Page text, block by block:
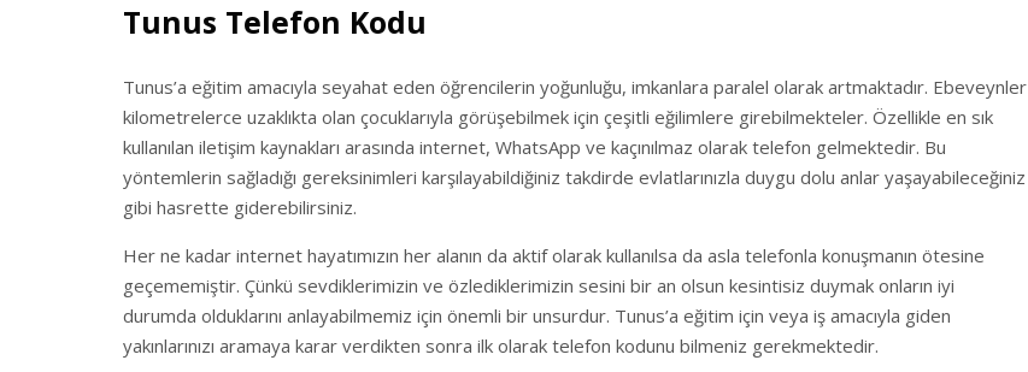
Tunus Telefon Kodu
Tunus’a eğitim amacıyla seyahat eden öğrencilerin yoğunluğu, imkanlara paralel olarak artmaktadır. Ebeveynler
kilometrelerce uzaklıkta olan çocuklarıyla görüşebilmek için çeşitli eğilimlere girebilmekteler. Özellikle en sık
kullanılan iletişim kaynakları arasında internet, WhatsApp ve kaçınılmaz olarak telefon gelmektedir. Bu
yöntemlerin sağladığı gereksinimleri karşılayabildiğiniz takdirde evlatlarınızla duygu dolu anlar yaşayabileceğiniz
gibi hasrette giderebilirsiniz.
Her ne kadar internet hayatımızın her alanın da aktif olarak kullanılsa da asla telefonla konuşmanın ötesine
geçememiştir. Çünkü sevdiklerimizin ve özlediklerimizin sesini bir an olsun kesintisiz duymak onların iyi
durumda olduklarını anlayabilmemiz için önemli bir unsurdur. Tunus’a eğitim için veya iş amacıyla giden
yakınlarınızı aramaya karar verdikten sonra ilk olarak telefon kodunu bilmeniz gerekmektedir.